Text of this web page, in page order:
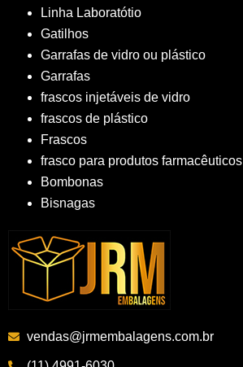
Linha Laboratótio
Gatilhos
Garrafas de vidro ou plástico
Garrafas
frascos injetáveis de vidro
frascos de plástico
Frascos
frasco para produtos farmacêuticos
Bombonas
Bisnagas
vendas@jrmembalagens.com.br